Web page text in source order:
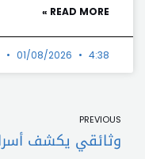
READ MORE »
01/08/2026 4:38 م
PREVIOUS